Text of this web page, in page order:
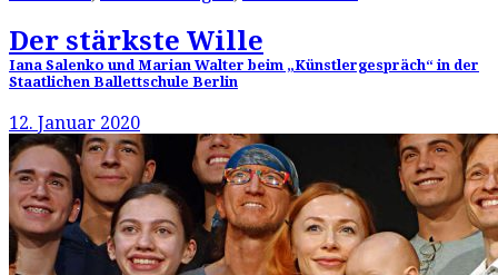
Der stärkste Wille
Iana Salenko und Marian Walter beim „Künstlergespräch“ in der
Staatlichen Ballettschule Berlin
12. Januar 2020